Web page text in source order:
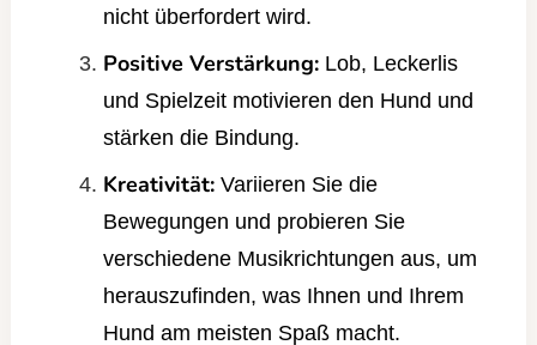
nicht überfordert wird.
Positive Verstärkung:Lob, Leckerlis
und Spielzeit motivieren den Hund und
stärken die Bindung.
Kreativität:Variieren Sie die
Bewegungen und probieren Sie
verschiedene Musikrichtungen aus, um
herauszufinden, was Ihnen und Ihrem
Hund am meisten Spaß macht.